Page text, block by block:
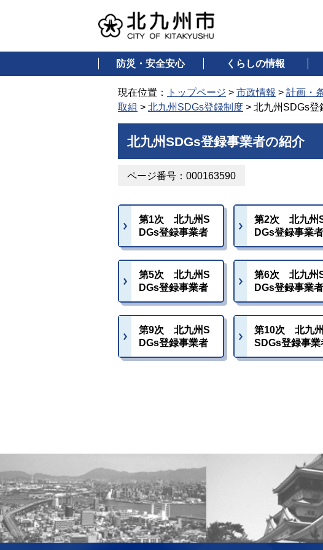
防災・安全安心 くらしの情報
現在位置： トップページ > 市政情報 > 計画・
取組 > 北九州SDGs登録制度 > 北九州SDGs登
北九州SDGs登録事業者の紹介
ページ番号：000163590
第1次 北九州S
DGs登録事業者
第2次 北九州
DGs登録事業者
第5次 北九州S
DGs登録事業者
第6次 北九州
DGs登録事業者
第9次 北九州S
DGs登録事業者
第10次 北九州
SDGs登録事業